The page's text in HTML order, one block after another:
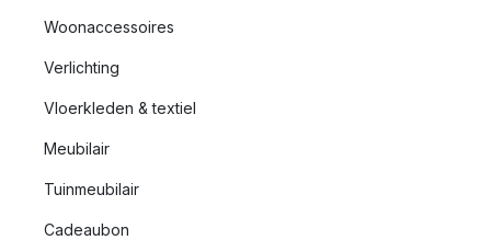
Woonaccessoires
Verlichting
Vloerkleden & textiel
Meubilair
Tuinmeubilair
Cadeaubon